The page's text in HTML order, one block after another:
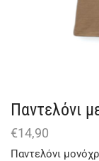
Παντελόνι
€14,90
Παντελόνι